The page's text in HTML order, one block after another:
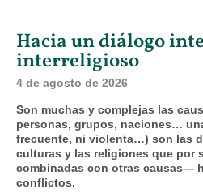
Hacia un diálogo
interreligioso
4 de agosto de 2026
Son muchas y complejas las
personas, grupos, naciones…
frecuente, ni violenta…) son las
culturas y las religiones que por
combinadas con otras causas—
conflictos.